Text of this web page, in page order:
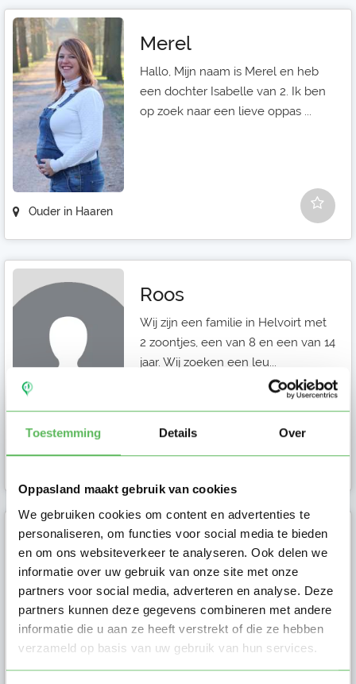
Toestemming Details Over
Oppasland maakt gebruik van cookies
We gebruiken cookies om content en advertenties te
personaliseren, om functies voor social media te bieden
en om ons websiteverkeer te analyseren. Ook delen we
informatie over uw gebruik van onze site met onze
partners voor social media, adverteren en analyse. Deze
partners kunnen deze gegevens combineren met andere
informatie die u aan ze heeft verstrekt of die ze hebben
verzameld op basis van uw gebruik van hun services.
Ouder in Haaren
Merel
Hallo, Mijn naam is Merel en heb
een dochter Isabelle van 2. Ik ben
op zoek naar een lieve oppas ...
Roos
Wij zijn een familie in Helvoirt met
2 zoontjes, een van 8 en een van 14
jaar. Wij zoeken een leu...
Renske
Hoi, Ik ben op zoek naar een oppas
die sporadisch op onze lieve kindjes
van 6 maanden en 2 jaar kan...